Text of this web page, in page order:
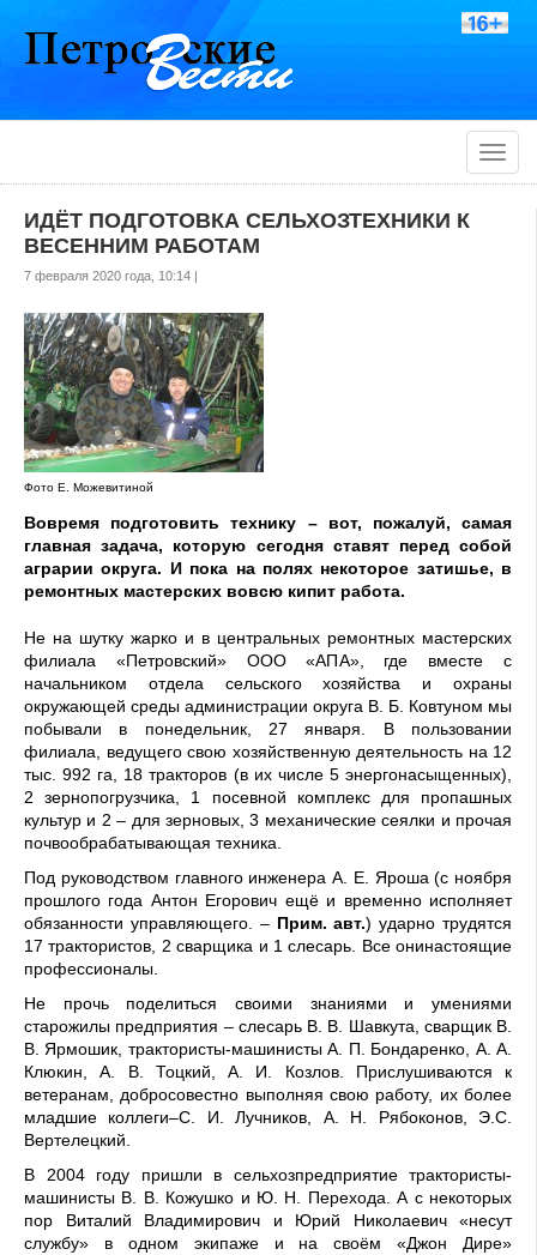
Toggle
ИДЁТ ПОДГОТОВКА СЕЛЬХОЗТЕХНИКИ К
ВЕСЕННИМ РАБОТАМ
7 февраля 2020 года, 10:14 |
Фото Е. Можевитиной
Вовремя подготовить технику – вот, пожалуй, самая
главная задача, которую сегодня ставят перед собой
аграрии округа. И пока на полях некоторое затишье, в
ремонтных мастерских вовсю кипит работа.
Не на шутку жарко и в центральных ремонтных мастерских
филиала «Петровский» ООО «АПА», где вместе с
начальником отдела сельского хозяйства и охраны
окружающей среды администрации округа В. Б. Ковтуном мы
побывали в понедельник, 27 января. В пользовании
филиала, ведущего свою хозяйственную деятельность на 12
тыс. 992 га, 18 тракторов (в их числе 5 энергонасыщенных),
2 зернопогрузчика, 1 посевной комплекс для пропашных
культур и 2 – для зерновых, 3 механические сеялки и прочая
почвообрабатывающая техника.
Под руководством главного инженера А. Е. Яроша (с ноября
прошлого года Антон Егорович ещё и временно исполняет
обязанности управляющего. – Прим. авт.) ударно трудятся
17 трактористов, 2 сварщика и 1 слесарь. Все онинастоящие
профессионалы.
Не прочь поделиться своими знаниями и умениями
старожилы предприятия – слесарь В. В. Шавкута, сварщик В.
В. Ярмошик, трактористы-машинисты А. П. Бондаренко, А. А.
Клюкин, А. В. Тоцкий, А. И. Козлов. Прислушиваются к
ветеранам, добросовестно выполняя свою работу, их более
младшие коллеги–С. И. Лучников, А. Н. Рябоконов, Э.С.
Вертелецкий.
В 2004 году пришли в сельхозпредприятие трактористы-
машинисты В. В. Кожушко и Ю. Н. Перехода. А с некоторых
пор Виталий Владимирович и Юрий Николаевич «несут
службу» в одном экипаже и на своём «Джон Дире»